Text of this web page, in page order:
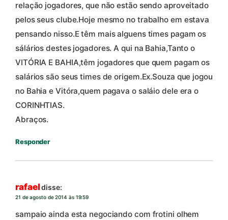
relação jogadores, que não estão sendo aproveitado
pelos seus clube.Hoje mesmo no trabalho em estava
pensando nisso.E têm mais alguens times pagam os
sálários destes jogadores. A qui na Bahia,Tanto o
VITÓRIA E BAHIA,têm jogadores que quem pagam os
salários são seus times de origem.Ex.Souza que jogou
no Bahia e Vitóra,quem pagava o saláio dele era o
CORINHTIAS.
Abraços.
Responder
rafaeldisse:
21 de agosto de 2014 às 19:59
sampaio ainda esta negociando com frotini olhem